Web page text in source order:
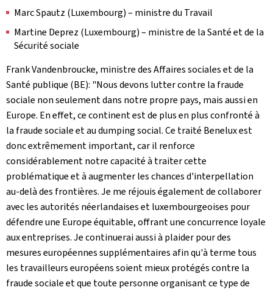
Marc Spautz (Luxembourg) – ministre du Travail
Martine Deprez (Luxembourg) – ministre de la Santé et de la
Sécurité sociale
Frank Vandenbroucke, ministre des Affaires sociales et de la
Santé publique (BE): "Nous devons lutter contre la fraude
sociale non seulement dans notre propre pays, mais aussi en
Europe. En effet, ce continent est de plus en plus confronté à
la fraude sociale et audumpingsocial. Ce traité Benelux est
donc extrêmement important, car il renforce
considérablement notre capacité à traiter cette
problématique et à augmenter les chances d'interpellation
au-delà des frontières. Je me réjouis également de collaborer
avec les autorités néerlandaises et luxembourgeoises pour
défendre une Europe équitable, offrant une concurrence loyale
aux entreprises. Je continuerai aussi à plaider pour des
mesures européennes supplémentaires afin qu'à terme tous
les travailleurs européens soient mieux protégés contre la
fraude sociale et que toute personne organisant ce type de